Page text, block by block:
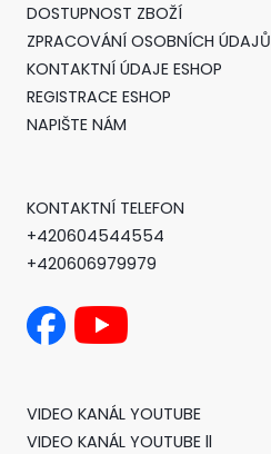
DOSTUPNOST ZBOŽÍ
ZPRACOVÁNÍ OSOBNÍCH ÚDAJŮ
KONTAKTNÍ ÚDAJE ESHOP
REGISTRACE ESHOP
NAPIŠTE NÁM
KONTAKTNÍ TELEFON
+420604544554
+420606979979
VIDEO KANÁL YOUTUBE
VIDEO KANÁL YOUTUBE ll